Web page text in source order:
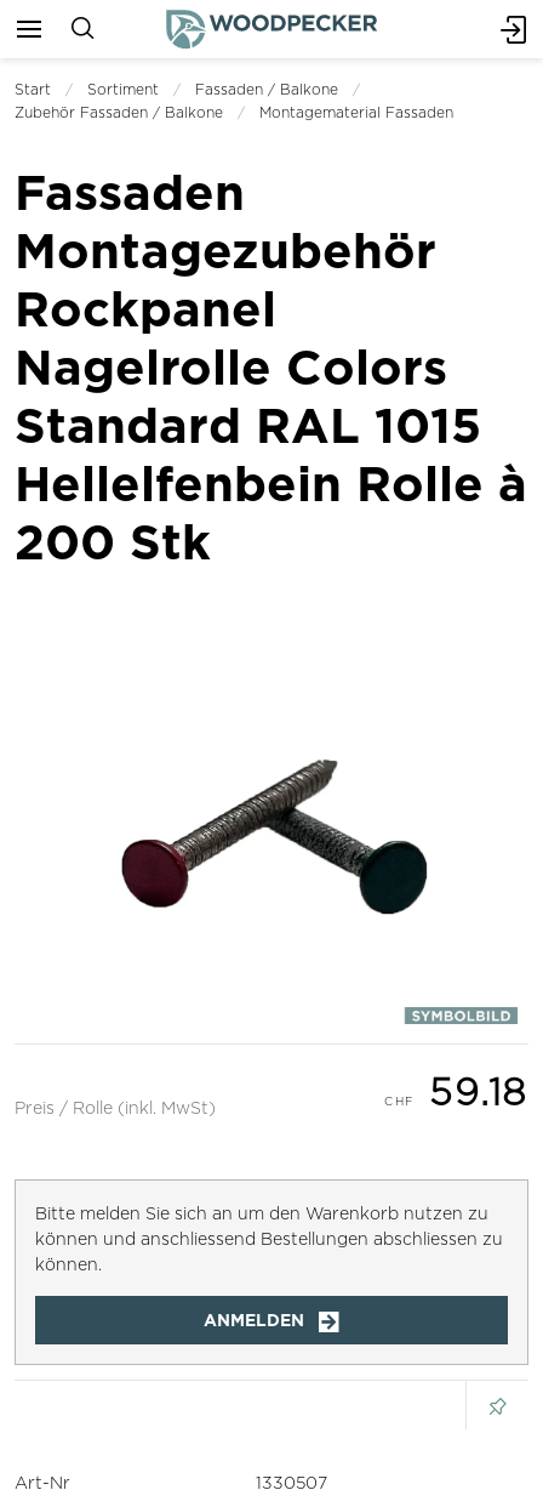
Start Sortiment
Fassaden / Balkone
Zubehör Fassaden / Balkone
Montagematerial Fassaden
Fassaden
Montagezubehör
Rockpanel
Nagelrolle Colors
Standard RAL 1015
Hellelfenbein Rolle à
200 Stk
Preis / Rolle (inkl. MwSt) 59.18
Bitte melden Sie sich an um den Warenkorb nutzen zu
können und anschliessend Bestellungen abschliessen zu
können.
ANMELDEN
Art-Nr 1330507